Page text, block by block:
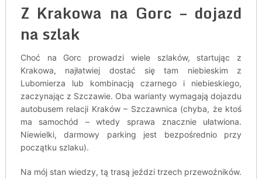
Z Krakowa na Gorc – dojazd
na szlak
Choć na Gorc prowadzi wiele szlaków, startując z
Krakowa, najłatwiej dostać się tam niebieskim z
Lubomierza lub kombinacją czarnego i niebieskiego,
zaczynając z Szczawie. Oba warianty wymagają dojazdu
autobusem relacji Kraków – Szczawnica (chyba, że ktoś
ma samochód – wtedy sprawa znacznie ułatwiona.
Niewielki, darmowy parking jest bezpośrednio przy
początku szlaku).
Na mój stan wiedzy, tą trasą jeździ trzech przewoźników.